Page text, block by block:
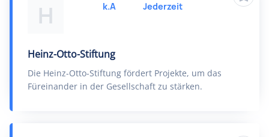
H
Heinz-Otto-Stiftung
Die Heinz-Otto-Stiftung fördert Projekte, um das
Füreinander in der Gesellschaft zu stärken.
k.A Jederzeit